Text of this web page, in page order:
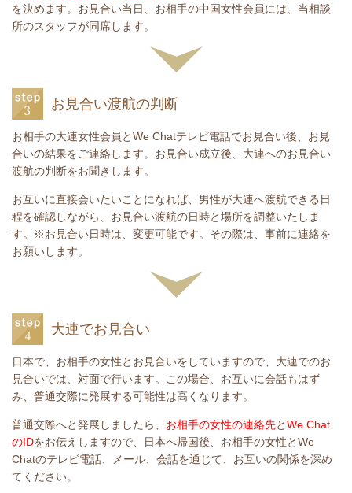
を決めます。お見合い当日、お相手の中国女性会員には、当相談
所のスタッフが同席します。
お見合い渡航の判断
お相手の大連女性会員とWe Chatテレビ電話でお見合い後、お見
合いの結果をご連絡します。お見合い成立後、大連へのお見合い
渡航の判断をお聞きします。
お互いに直接会いたいことになれば、男性が大連へ渡航できる日
程を確認しながら、お見合い渡航の日時と場所を調整いたしま
す。※お見合い日時は、変更可能です。その際は、事前に連絡を
お願いします。
大連でお見合い
日本で、お相手の女性とお見合いをしていますので、大連でのお
見合いでは、対面で行います。この場合、お互いに会話もはず
み、普通交際に発展する可能性は高くなります。
普通交際へと発展しましたら、 お相手の女性の連絡先とWe Chat
のIDをお伝えしますので、日本へ帰国後、お相手の女性とWe
Chatのテレビ電話、メール、会話を通じて、お互いの関係を深め
てください。